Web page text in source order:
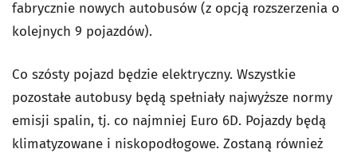
fabrycznie nowych autobusów (z opcją rozszerzenia o
kolejnych 9 pojazdów).
Co szósty pojazd będzie elektryczny. Wszystkie
pozostałe autobusy będą spełniały najwyższe normy
emisji spalin, tj. co najmniej Euro 6D. Pojazdy będą
klimatyzowane i niskopodłogowe. Zostaną również